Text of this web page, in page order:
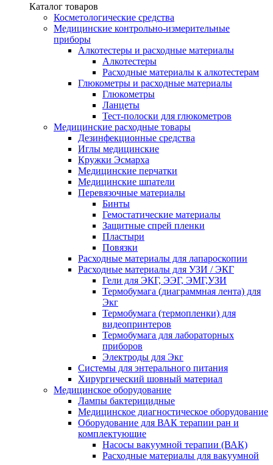
Каталог товаров
Косметологические средства
Медицинские контрольно-измерительные
приборы
Алкотестеры и расходные материалы
Алкотестеры
Расходные материалы к алкотестерам
Глюкометры и расходные материалы
Глюкометры
Ланцеты
Тест-полоски для глюкометров
Медицинские расходные товары
Дезинфекционные средства
Иглы медицинские
Кружки Эсмарха
Медицинские перчатки
Медицинские шпатели
Перевязочные материалы
Бинты
Гемостатические материалы
Защитные спрей пленки
Пластыри
Повязки
Расходные материалы для лапароскопии
Расходные материалы для УЗИ / ЭКГ
Гели для ЭКГ, ЭЭГ, ЭМГ,УЗИ
Термобумага (диаграммная лента) для
Экг
Термобумага (термопленки) для
видеопринтеров
Термобумага для лабораторных
приборов
Электроды для Экг
Системы для энтерального питания
Хирургический шовный материал
Медицинское оборудование
Лампы бактерицидные
Медицинское диагностическое оборудование
Оборудование для ВАК терапии ран и
комплектующие
Насосы вакуумной терапии (ВАК)
Расходные материалы для вакуумной